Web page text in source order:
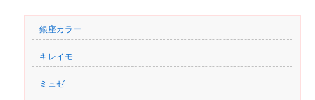
銀座カラー
キレイモ
ミュゼ